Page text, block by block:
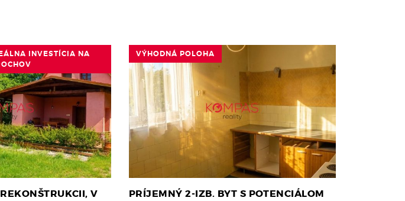
INVESTÍCIA NA
V
VÝHODNÁ POLOHA
PRÍJEMNÝ 2-IZB. BYT S POTENCIÁLOM